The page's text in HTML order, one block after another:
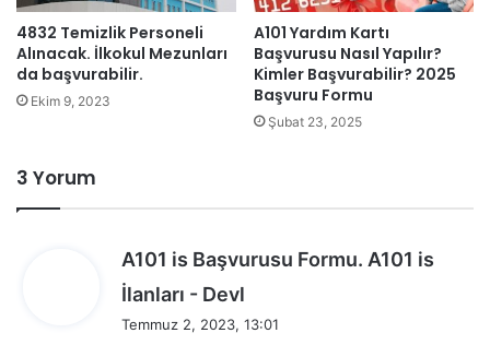
4832 Temizlik Personeli
Alınacak. İlkokul Mezunları
da başvurabilir.
Ekim 9, 2023
A101 Yardım Kartı
Başvurusu Nasıl Yapılır?
Kimler Başvurabilir? 2025
Başvuru Formu
Şubat 23, 2025
3 Yorum
A101 is Başvurusu Formu. A101 is
İlanları - Devl
Temmuz 2, 2023, 13:01